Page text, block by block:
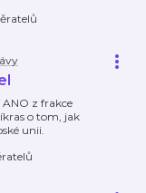
z frakce
o tom, jak
unii.